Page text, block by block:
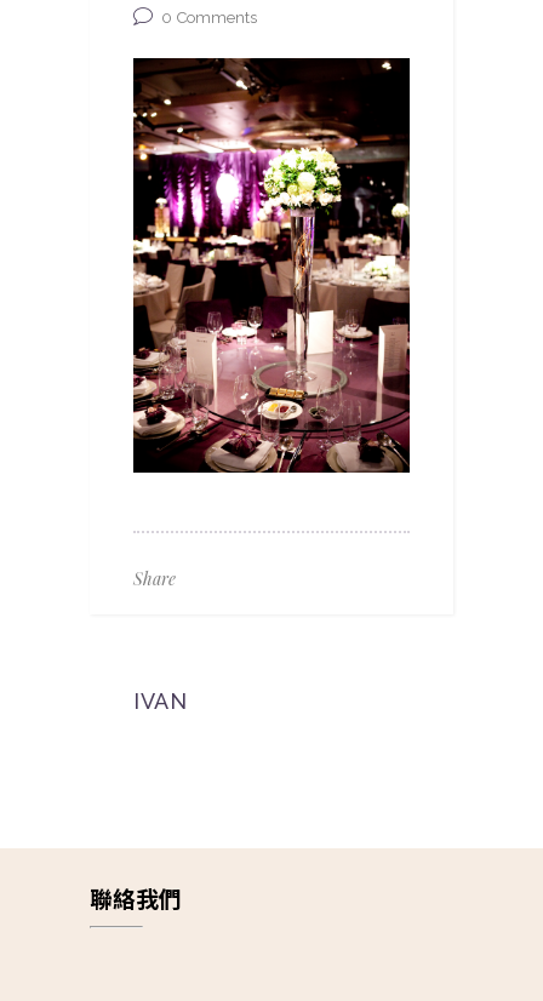
0 Comments
Share
IVAN
聯絡我們